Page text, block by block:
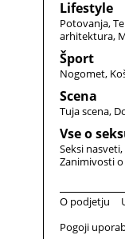
Lifestyle
Potovanja
arhitektura
Šport
Nogomet
Scena
Tuja scena
Vse o
Seksi nasveti
Zanimivosti o
O podjetju
Pogoji